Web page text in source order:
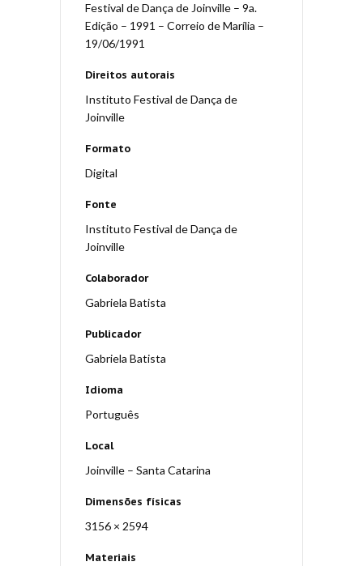
Festival de Dança de Joinville – 9a.
Edição – 1991 – Correio de Marília –
19/06/1991
Direitos autorais
Instituto Festival de Dança de
Joinville
Formato
Digital
Fonte
Instituto Festival de Dança de
Joinville
Colaborador
Gabriela Batista
Publicador
Gabriela Batista
Idioma
Português
Local
Joinville – Santa Catarina
Dimensões físicas
3156 × 2594
Materiais